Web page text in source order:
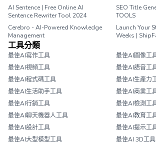
AI Sentence | Free Online AI
Sentence Rewriter Tool 2024
SEO Title
TOOLS
Cerebro - AI-Powered Knowledge
Management
Launch Your
Weeks |
工具分類
最佳AI寫作工具
最佳AI圖像工
最佳AI視頻工具
最佳AI語音工
最佳AI程式碼工具
最佳AI生產力
最佳AI生活助手工具
最佳AI商業工
最佳AI行銷工具
最佳AI檢測工
最佳AI聊天機器人工具
最佳AI教育工
最佳AI設計工具
最佳AI提示工
最佳AI大型模型工具
最佳AI 3D工具